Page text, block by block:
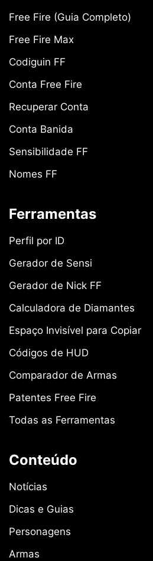
Free Fire (Guia Completo)
Free Fire Max
Codiguin FF
Conta Free Fire
Recuperar Conta
Conta Banida
Sensibilidade FF
Nomes FF
Ferramentas
Perfil por ID
Gerador de Sensi
Gerador de Nick FF
Calculadora de Diamantes
Espaço Invisível para Copiar
Códigos de HUD
Comparador de Armas
Patentes Free Fire
Todas as Ferramentas
Conteúdo
Notícias
Dicas e Guias
Personagens
Armas